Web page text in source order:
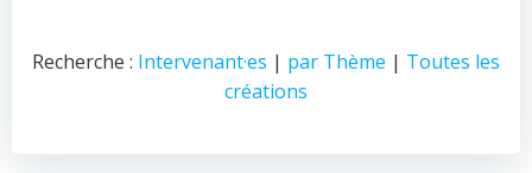
Recherche : Intervenant·es | par Thème | Toutes les
créations